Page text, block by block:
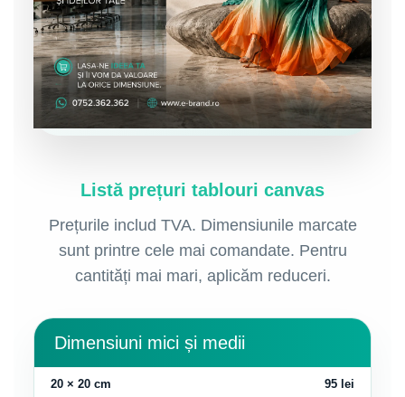
Listă prețuri tablouri canvas
Prețurile includ TVA. Dimensiunile marcate
sunt printre cele mai comandate. Pentru
cantități mai mari, aplicăm reduceri.
Dimensiuni mici și medii
20 × 20 cm 95 lei